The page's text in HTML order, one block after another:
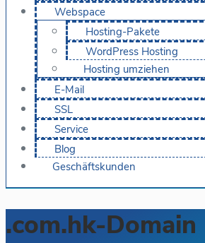
Webspace
Hosting-Pakete
WordPress Hosting
Hosting umziehen
E-Mail
SSL
Service
Blog
Geschäftskunden
.com.hk-Domain